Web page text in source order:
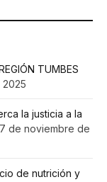
TUMBES
la justicia a la
de noviembre de
de nutrición y